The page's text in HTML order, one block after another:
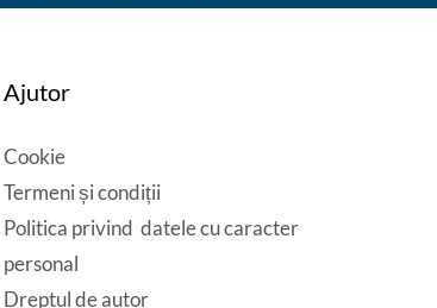
Ajutor
Cookie
Termeni și condiții
Politica privind datele cu caracter
personal
Dreptul de autor